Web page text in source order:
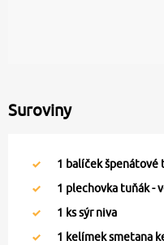
Suroviny
1 balíček špenátové
1 plechovka tuňák -
1 ks sýr niva
1 kelímek smetana